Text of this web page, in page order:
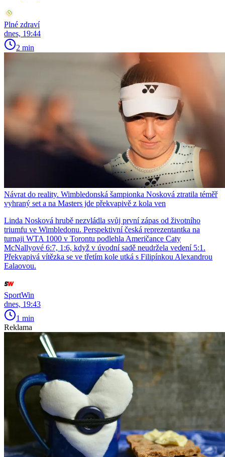
Plné zdraví
dnes, 19:44
2 min
Návrat do reality. Wimbledonská šampionka Nosková ztratila téměř
vyhraný set a na Masters jde překvapivě z kola ven
Linda Nosková hrubě nezvládla svůj první zápas od životního
triumfu ve Wimbledonu. Perspektivní česká reprezentantka na
turnaji WTA 1000 v Torontu podlehla Američance Caty
McNallyové 6:7, 1:6, když v úvodní sadě neudržela vedení 5:1.
Překvapivá vítězka se ve třetím kole utká s Filipínkou Alexandrou
Ealaovou.
SportWin
dnes, 19:43
1 min
Reklama